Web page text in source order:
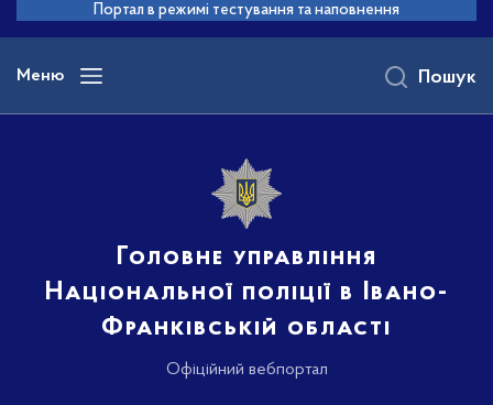
основного
вмісту
Портал в режимі тестування та наповнення
Меню
Головне управління
Національної поліції в Івано-
Франківській області
Офіційний вебпортал
Пошук